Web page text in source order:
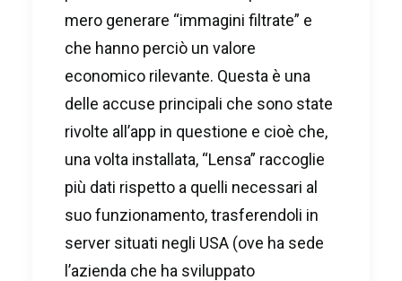
mero generare “immagini filtrate” e
che hanno perciò un valore
economico rilevante. Questa è una
delle accuse principali che sono state
rivolte all’app in questione e cioè che,
una volta installata, “Lensa” raccoglie
più dati rispetto a quelli necessari al
suo funzionamento, trasferendoli in
server situati negli USA (ove ha sede
l’azienda che ha sviluppato